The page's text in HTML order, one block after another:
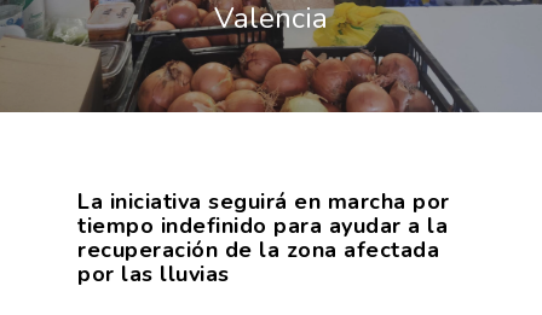
Valencia
La iniciativa seguirá en marcha por
tiempo indefinido para ayudar a la
recuperación de la zona afectada
por las lluvias